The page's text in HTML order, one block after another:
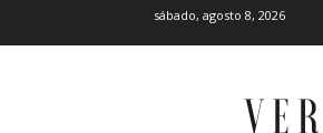
sábado, agosto 8, 2026